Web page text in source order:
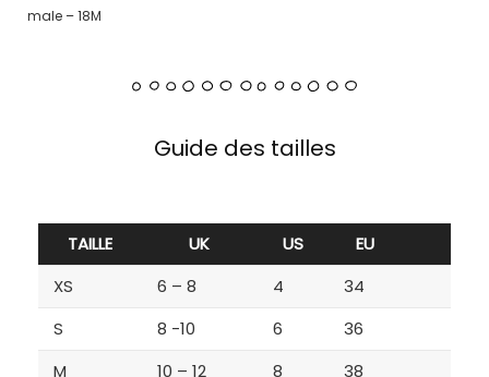
male – 18M
Guide des tailles
TAILLE UK US
EU
XS
6 – 8 4
34
S
8 -10 6
36
M
10 – 12 8
38